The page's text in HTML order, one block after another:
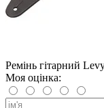
Ремінь гітарний
Моя оцінка: